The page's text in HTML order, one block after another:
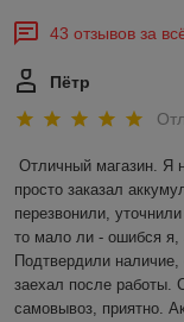
43 отзывов за
Пётр
Отличный магазин. Я
просто заказал
перезвонили,
то мало ли - ошибся
Подтвердили
заехал после работы.
самовывоз, приятно.